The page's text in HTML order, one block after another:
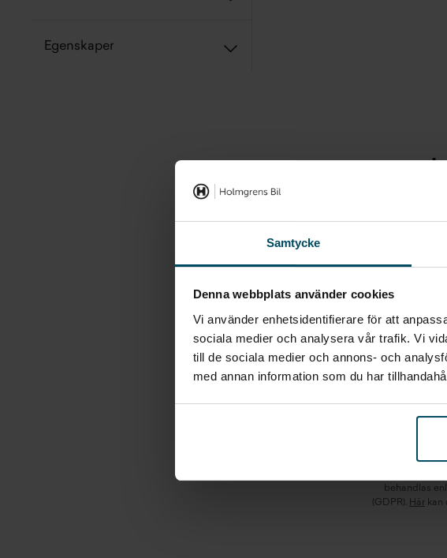
Samtycke
Denna webbplats använder cookies
Vi använder enhetsidentifierare för att
sociala medier och analysera vår trafik. Vi
till de sociala medier och annons- och
med annan information som du har
Egenskaper
Jag
Fyll in din
vi får in
behandlas
(GDPR). Här kan